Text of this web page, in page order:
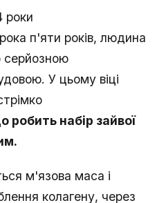
роки
п'яти років, людина
серйозною
У цьому віці
робить набір зайвої
м'язова маса і
колагену, через